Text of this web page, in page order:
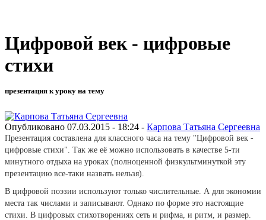
Цифровой век - цифровые
стихи
презентация к уроку на тему
Опубликовано 07.03.2015 - 18:24 - Карпова Татьяна Сергеевна
Презентация составлена для классного часа на тему "Цифровой век -
цифровые стихи". Так же её можно использовать в качестве 5-ти
минутного отдыха на уроках (полноценной физкультминуткой эту
презентацию все-таки назвать нельзя).
В цифровой поэзии используют только числительные. А для экономии
места так числами и записывают. Однако по форме это настоящие
стихи. В цифровых стихотворениях сеть и рифма, и ритм, и размер.